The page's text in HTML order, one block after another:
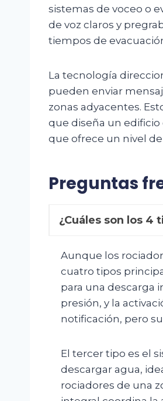
sistemas de voceo o
de voz claros y
tiempos de
La tecnología
pueden enviar
zonas adyacentes.
que diseña un
que ofrece un nivel
Preguntas
¿Cuáles son los 4
Aunque los
cuatro tipos
para una descarga
presión, y la
notificación, pero
El tercer tipo es el
descargar agua,
rociadores de una